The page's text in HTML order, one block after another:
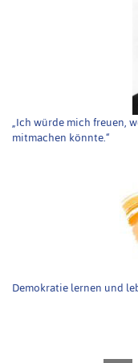
„Ich würde mich freuen,
mitmachen könnte.“
Demokratie lernen und